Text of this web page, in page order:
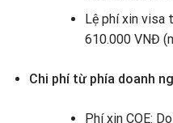
Lệ phí xin visa
610.000 VNĐ
Chi phí từ phía doanh
Phí xin COE: